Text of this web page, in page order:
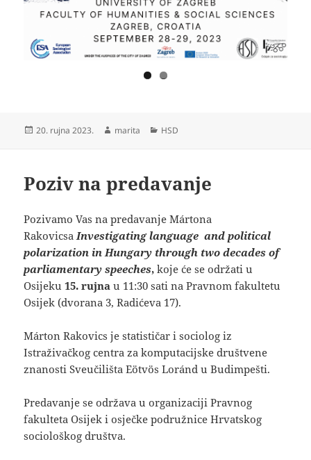
Objavljeno
20. rujna 2023. Autor
marita Kategorije
HSD
Poziv na predavanje
Pozivamo Vas na predavanje Mártona
Rakovicsa Investigating language and political
polarization in Hungary through two decades of
parliamentary speeches, koje će se održati u
Osijeku15. rujna u 11:30 sati na Pravnom fakultetu
Osijek (dvorana 3, Radićeva 17).
Márton Rakovics je statističar i sociolog iz
Istraživačkog centra za komputacijske društvene
znanosti Sveučilišta Eötvös Loránd u Budimpešti.
Predavanje se održava u organizaciji Pravnog
fakulteta Osijek i osječke podružnice Hrvatskog
sociološkog društva.